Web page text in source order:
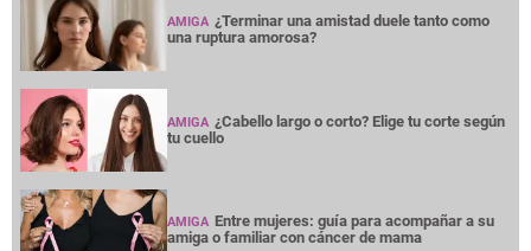
AMIGA ¿Terminar una amistad duele tanto como
una ruptura amorosa?
AMIGA ¿Cabello largo o corto? Elige tu corte según
tu cuello
AMIGA Entre mujeres: guía para acompañar a su
amiga o familiar con cáncer de mama